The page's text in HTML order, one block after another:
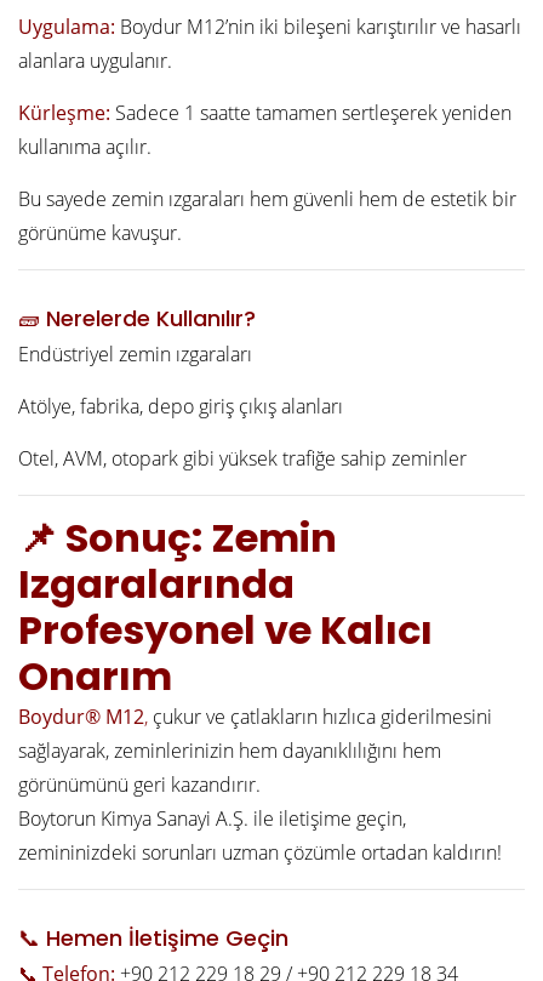
Uygulama: Boydur M12’nin iki bileşeni karıştırılır ve hasarlı
alanlara uygulanır.
Kürleşme: Sadece 1 saatte tamamen sertleşerek yeniden
kullanıma açılır.
Bu sayede zemin ızgaraları hem güvenli hem de estetik bir
görünüme kavuşur.
🧱 Nerelerde Kullanılır?
Endüstriyel zemin ızgaraları
Atölye, fabrika, depo giriş çıkış alanları
Otel, AVM, otopark gibi yüksek trafiğe sahip zeminler
📌 Sonuç: Zemin
Izgaralarında
Profesyonel ve Kalıcı
Onarım
Boydur® M12, çukur ve çatlakların hızlıca giderilmesini
sağlayarak, zeminlerinizin hem dayanıklılığını hem
görünümünü geri kazandırır.
Boytorun Kimya Sanayi A.Ş. ile iletişime geçin,
zemininizdeki sorunları uzman çözümle ortadan kaldırın!
📞 Hemen İletişime Geçin
📞 Telefon: +90 212 229 18 29 / +90 212 229 18 34